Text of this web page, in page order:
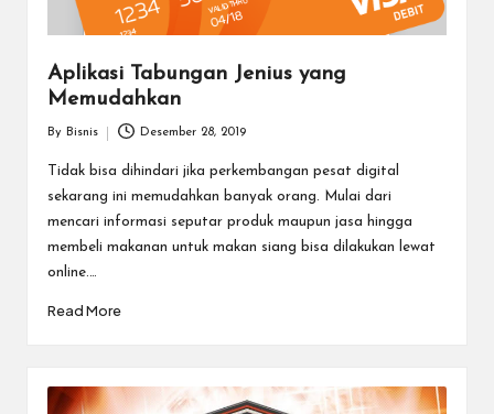
Aplikasi Tabungan Jenius yang
Memudahkan
by
By Bisnis Desember 28, 2019
Tidak bisa dihindari jika perkembangan pesat digital
sekarang ini memudahkan banyak orang. Mulai dari
mencari informasi seputar produk maupun jasa hingga
membeli makanan untuk makan siang bisa dilakukan lewat
online.…
Read More